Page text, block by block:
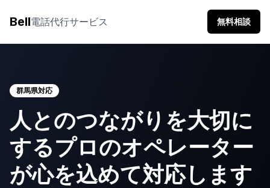
Bell電話代行サービス 無料相談
群馬県対応
人とのつながりを大切に
するプロのオペレーター
が心を込めて対応します